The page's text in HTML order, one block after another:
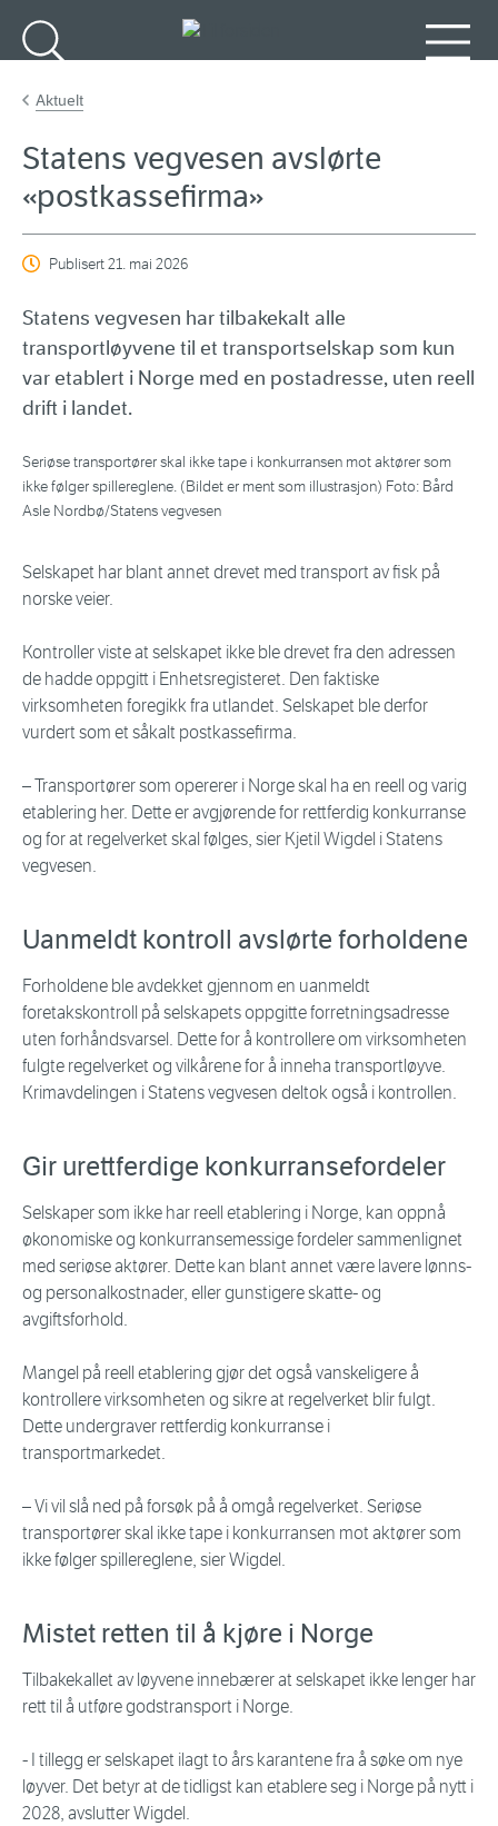
Aktuelt
Statens vegvesen avslørte
«postkassefirma»
Publisert21. mai 2026
Statens vegvesen har tilbakekalt alle
transportløyvene til et transportselskap som kun
var etablert i Norge med en postadresse, uten reell
drift i landet.
Seriøse transportører skal ikke tape i konkurransen mot aktører som
ikke følger spillereglene. (Bildet er ment som illustrasjon) Foto: Bård
Asle Nordbø/Statens vegvesen
Selskapet har blant annet drevet med transport av fisk på
norske veier.
Kontroller viste at selskapet ikke ble drevet fra den adressen
de hadde oppgitt i Enhetsregisteret. Den faktiske
virksomheten foregikk fra utlandet. Selskapet ble derfor
vurdert som et såkalt postkassefirma.
– Transportører som opererer i Norge skal ha en reell og varig
etablering her. Dette er avgjørende for rettferdig konkurranse
og for at regelverket skal følges, sier Kjetil Wigdel i Statens
vegvesen.
Uanmeldt kontroll avslørte forholdene
Forholdene ble avdekket gjennom en uanmeldt
foretakskontroll på selskapets oppgitte forretningsadresse
uten forhåndsvarsel. Dette for å kontrollere om virksomheten
fulgte regelverket og vilkårene for å inneha transportløyve.
Krimavdelingen i Statens vegvesen deltok også i kontrollen.
Gir urettferdige konkurransefordeler
Selskaper som ikke har reell etablering i Norge, kan oppnå
økonomiske og konkurransemessige fordeler sammenlignet
med seriøse aktører. Dette kan blant annet være lavere lønns-
og personalkostnader, eller gunstigere skatte- og
avgiftsforhold.
Mangel på reell etablering gjør det også vanskeligere å
kontrollere virksomheten og sikre at regelverket blir fulgt.
Dette undergraver rettferdig konkurranse i
transportmarkedet.
– Vi vil slå ned på forsøk på å omgå regelverket. Seriøse
transportører skal ikke tape i konkurransen mot aktører som
ikke følger spillereglene, sier Wigdel.
Mistet retten til å kjøre i Norge
Tilbakekallet av løyvene innebærer at selskapet ikke lenger har
rett til å utføre godstransport i Norge.
- I tillegg er selskapet ilagt to års karantene fra å søke om nye
løyver. Det betyr at de tidligst kan etablere seg i Norge på nytt i
2028, avslutter Wigdel.